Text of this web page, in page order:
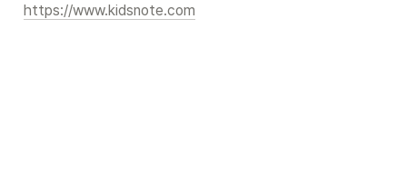
https://www.kidsnote.com